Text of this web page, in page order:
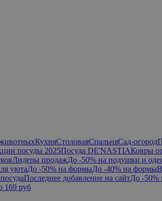
КухняСтоловаяСпальняСад-огород
посуды 2025Посуда DE'NASTIAКовры
Лидеры продажДо -50% на подушки и
уютаДо -50% на формыДо -40% на формы
Последнее добавление на сайтДо -50%
169 руб